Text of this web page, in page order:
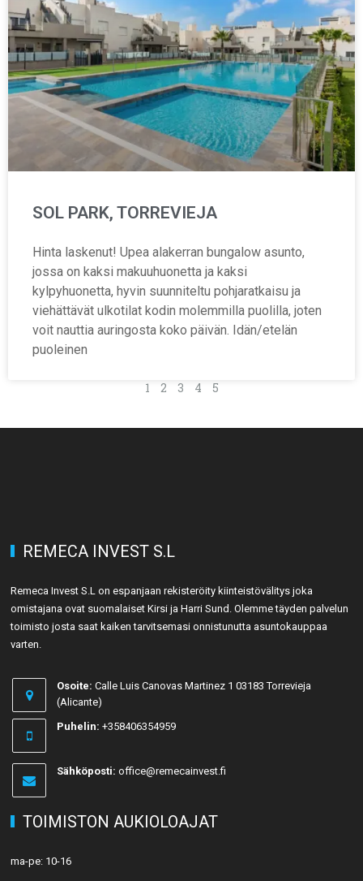
SOL PARK, TORREVIEJA
Hinta laskenut! Upea alakerran bungalow asunto,
jossa on kaksi makuuhuonetta ja kaksi
kylpyhuonetta, hyvin suunniteltu pohjaratkaisu ja
viehättävät ulkotilat kodin molemmilla puolilla, joten
voit nauttia auringosta koko päivän. Idän/etelän
puoleinen
1 2 3 4 5
REMECA INVEST S.L
Remeca Invest S.L on espanjaan rekisteröity kiinteistövälitys joka
omistajana ovat suomalaiset Kirsi ja Harri Sund. Olemme täyden palvelun
toimisto josta saat kaiken tarvitsemasi onnistunutta asuntokauppaa
varten.
Osoite: Calle Luis Canovas Martinez 1 03183 Torrevieja
(Alicante)
Puhelin: +358406354959
Sähköposti: office@remecainvest.fi
TOIMISTON AUKIOLOAJAT
ma-pe: 10-16